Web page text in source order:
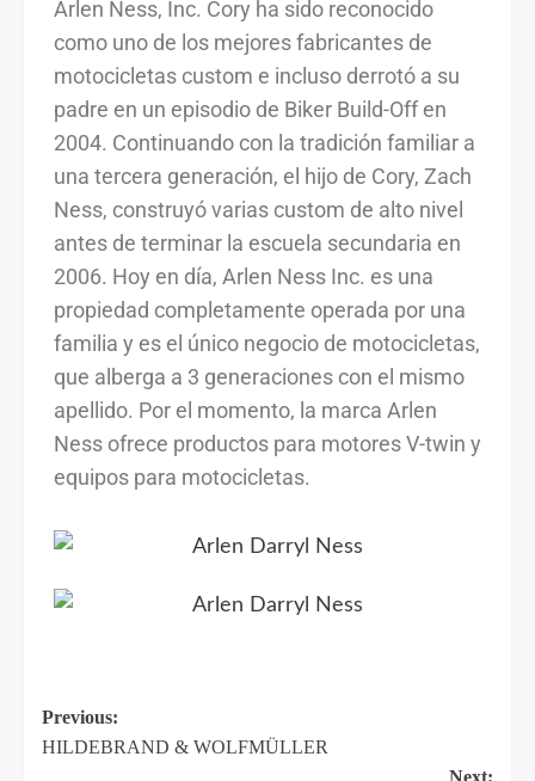
Arlen Ness, Inc. Cory ha sido reconocido
como uno de los mejores fabricantes de
motocicletas custom e incluso derrotó a su
padre en un episodio de Biker Build-Off en
2004. Continuando con la tradición familiar a
una tercera generación, el hijo de Cory, Zach
Ness, construyó varias custom de alto nivel
antes de terminar la escuela secundaria en
2006. Hoy en día, Arlen Ness Inc. es una
propiedad completamente operada por una
familia y es el único negocio de motocicletas,
que alberga a 3 generaciones con el mismo
apellido. Por el momento, la marca Arlen
Ness ofrece productos para motores V-twin y
equipos para motocicletas.
Previous:
HILDEBRAND & WOLFMÜLLER
Next: